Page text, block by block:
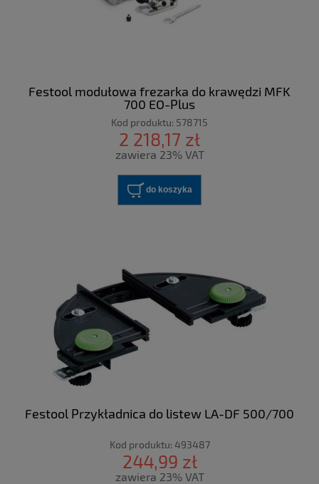
Festool modułowa frezarka do krawędzi MFK
700 EQ-Plus
Kod produktu: 578715
2 218,17 zł
zawiera 23% VAT
do koszyka
Festool Przykładnica do listew LA-DF 500/700
Kod produktu: 493487
244,99 zł
zawiera 23% VAT